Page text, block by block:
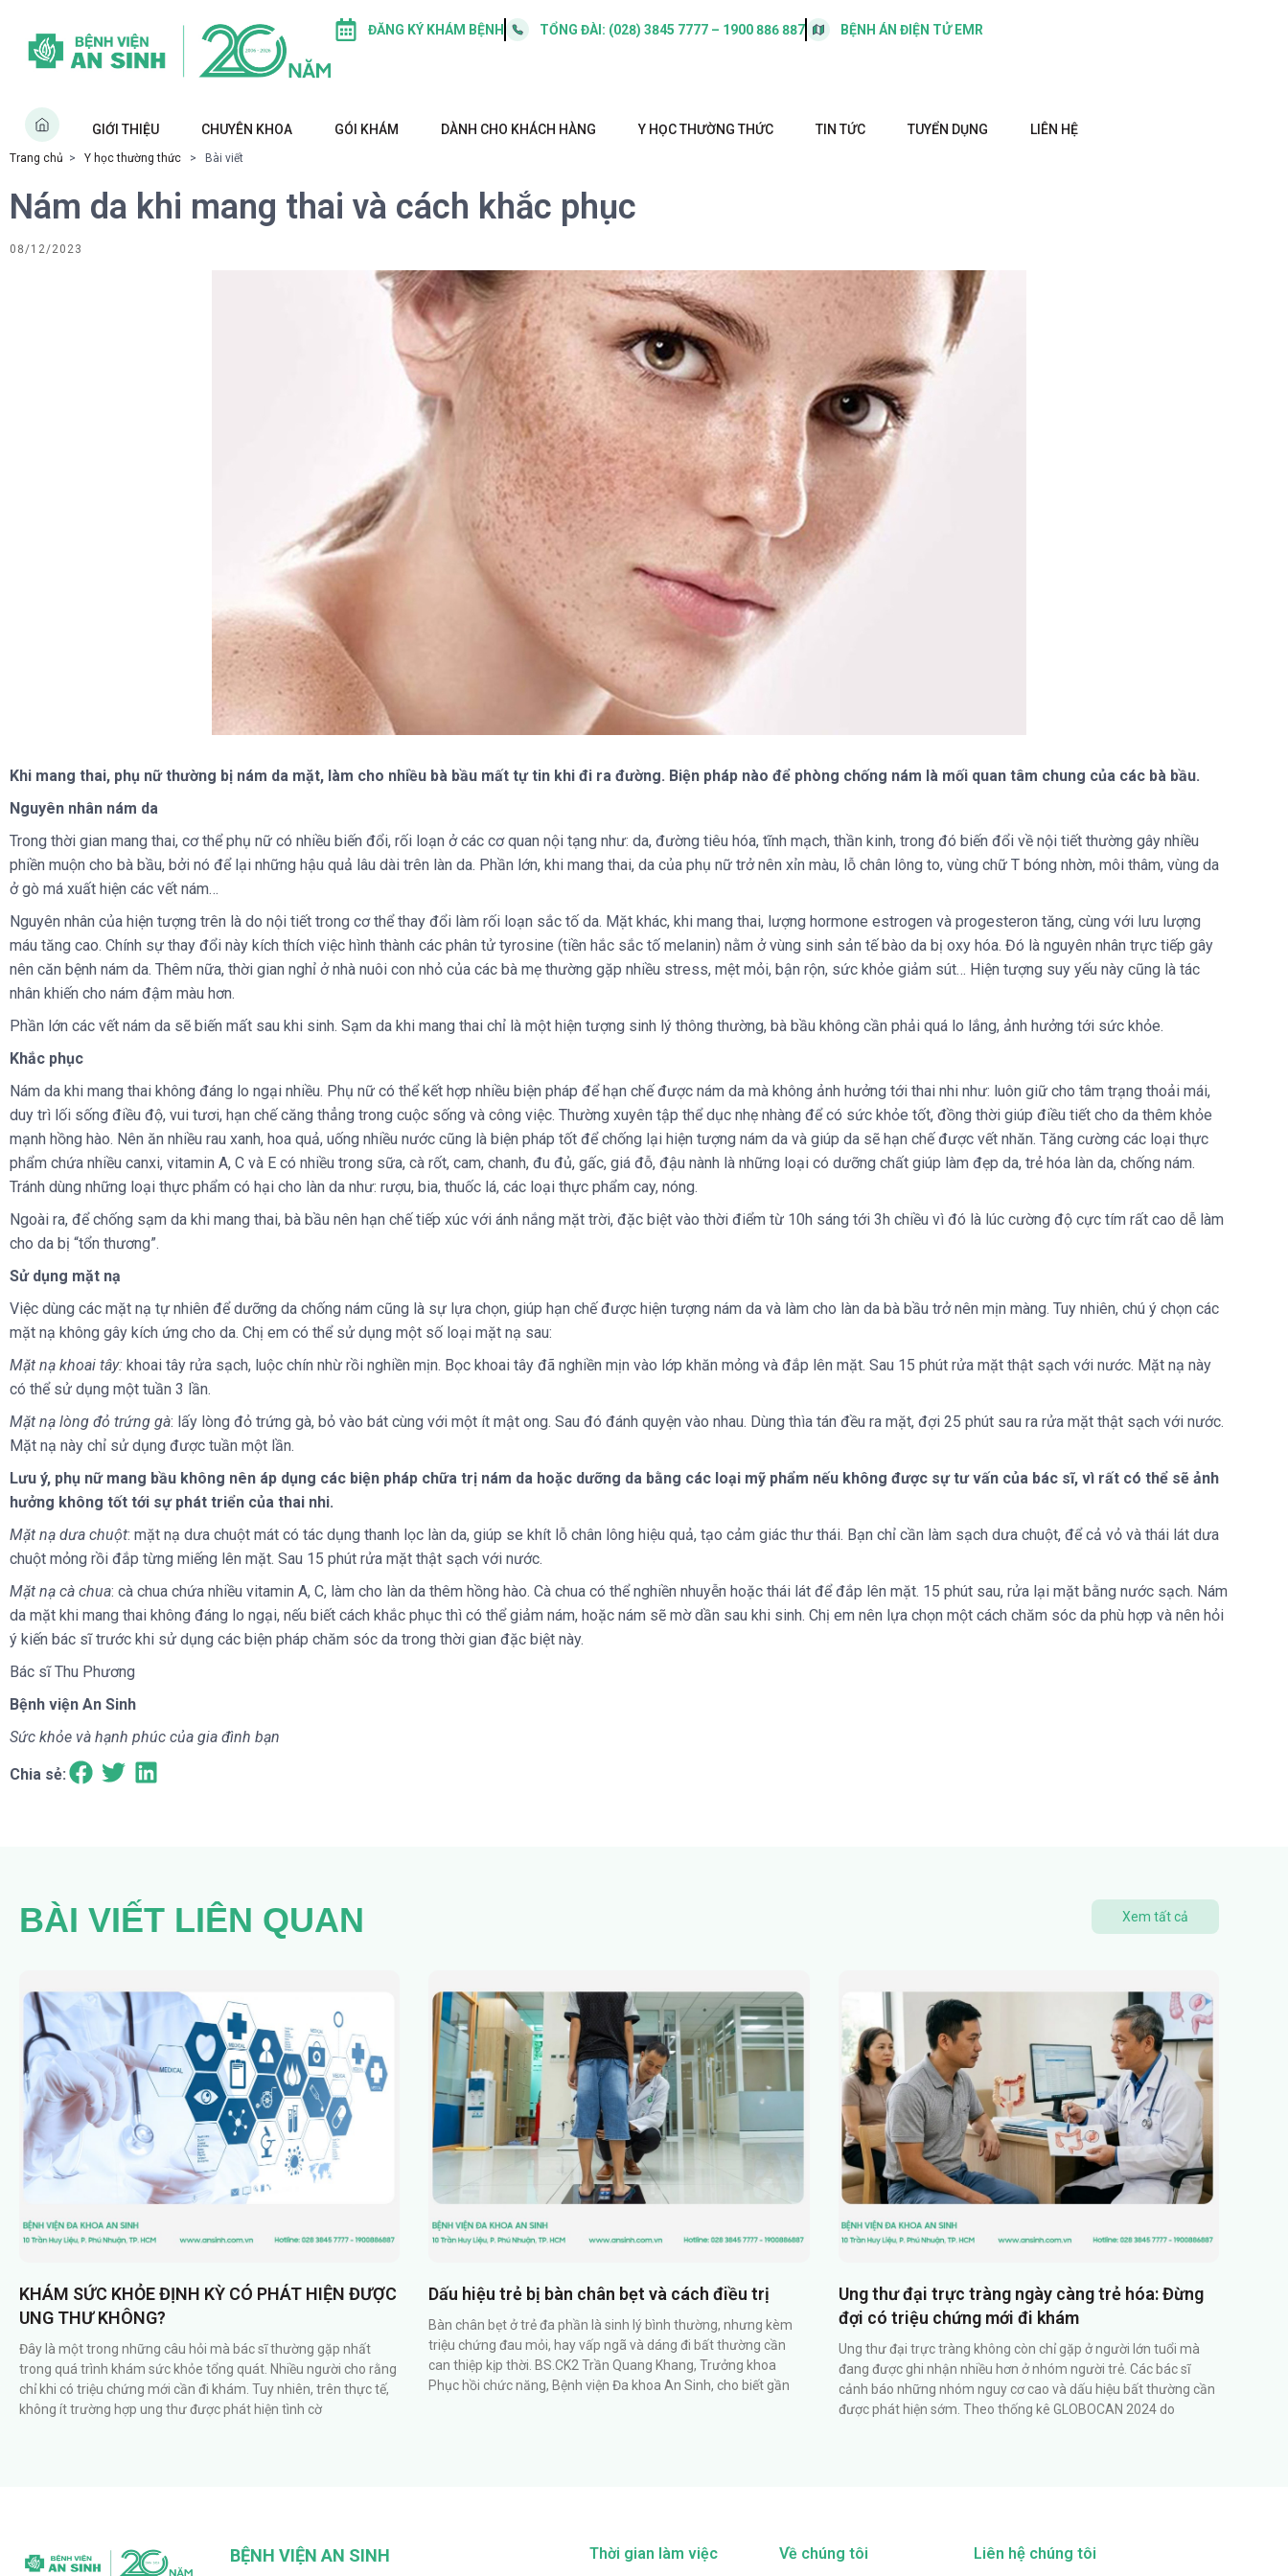
ĐĂNG KÝ KHÁM BỆNH TỔNG ĐÀI: (028) 3845 7777 – 1900 886 887 BỆNH ÁN ĐIỆN TỬ EMR
GIỚI THIỆU CHUYÊN KHOA GÓI KHÁM DÀNH CHO KHÁCH HÀNG Y HỌC THƯỜNG THỨC TIN TỨC TUYỂN DỤNG LIÊN HỆ
Trang chủ > Y học thường thức > Bài viết
Nám da khi mang thai và cách khắc phục
08/12/2023
Khi mang thai, phụ nữ thường bị nám da mặt, làm cho nhiều bà bầu mất tự tin khi đi ra đường. Biện pháp nào để phòng chống nám là mối quan tâm chung của các bà bầu.
Nguyên nhân nám da
Trong thời gian mang thai, cơ thể phụ nữ có nhiều biến đổi, rối loạn ở các cơ quan nội tạng như: da, đường tiêu hóa, tĩnh mạch, thần kinh, trong đó biến đổi về nội tiết thường gây nhiều
phiền muộn cho bà bầu, bởi nó để lại những hậu quả lâu dài trên làn da. Phần lớn, khi mang thai, da của phụ nữ trở nên xỉn màu, lỗ chân lông to, vùng chữ T bóng nhờn, môi thâm, vùng da
ở gò má xuất hiện các vết nám…
Nguyên nhân của hiện tượng trên là do nội tiết trong cơ thể thay đổi làm rối loạn sắc tố da. Mặt khác, khi mang thai, lượng hormone estrogen và progesteron tăng, cùng với lưu lượng
máu tăng cao. Chính sự thay đổi này kích thích việc hình thành các phân tử tyrosine (tiền hắc sắc tố melanin) nằm ở vùng sinh sản tế bào da bị oxy hóa. Đó là nguyên nhân trực tiếp gây
nên căn bệnh nám da. Thêm nữa, thời gian nghỉ ở nhà nuôi con nhỏ của các bà mẹ thường gặp nhiều stress, mệt mỏi, bận rộn, sức khỏe giảm sút… Hiện tượng suy yếu này cũng là tác
nhân khiến cho nám đậm màu hơn.
Phần lớn các vết nám da sẽ biến mất sau khi sinh. Sạm da khi mang thai chỉ là một hiện tượng sinh lý thông thường, bà bầu không cần phải quá lo lắng, ảnh hưởng tới sức khỏe.
Khắc phục
Nám da khi mang thai không đáng lo ngại nhiều. Phụ nữ có thể kết hợp nhiều biện pháp để hạn chế được nám da mà không ảnh hưởng tới thai nhi như: luôn giữ cho tâm trạng thoải mái,
duy trì lối sống điều độ, vui tươi, hạn chế căng thẳng trong cuộc sống và công việc. Thường xuyên tập thể dục nhẹ nhàng để có sức khỏe tốt, đồng thời giúp điều tiết cho da thêm khỏe
mạnh hồng hào. Nên ăn nhiều rau xanh, hoa quả, uống nhiều nước cũng là biện pháp tốt để chống lại hiện tượng nám da và giúp da sẽ hạn chế được vết nhăn. Tăng cường các loại thực
phẩm chứa nhiều canxi, vitamin A, C và E có nhiều trong sữa, cà rốt, cam, chanh, đu đủ, gấc, giá đỗ, đậu nành là những loại có dưỡng chất giúp làm đẹp da, trẻ hóa làn da, chống nám.
Tránh dùng những loại thực phẩm có hại cho làn da như: rượu, bia, thuốc lá, các loại thực phẩm cay, nóng.
Ngoài ra, để chống sạm da khi mang thai, bà bầu nên hạn chế tiếp xúc với ánh nắng mặt trời, đặc biệt vào thời điểm từ 10h sáng tới 3h chiều vì đó là lúc cường độ cực tím rất cao dễ làm
cho da bị “tổn thương”.
Sử dụng mặt nạ
Việc dùng các mặt nạ tự nhiên để dưỡng da chống nám cũng là sự lựa chọn, giúp hạn chế được hiện tượng nám da và làm cho làn da bà bầu trở nên mịn màng. Tuy nhiên, chú ý chọn các
mặt nạ không gây kích ứng cho da. Chị em có thể sử dụng một số loại mặt nạ sau:
Mặt nạ khoai tây: khoai tây rửa sạch, luộc chín nhừ rồi nghiền mịn. Bọc khoai tây đã nghiền mịn vào lớp khăn mỏng và đắp lên mặt. Sau 15 phút rửa mặt thật sạch với nước. Mặt nạ này
có thể sử dụng một tuần 3 lần.
Mặt nạ lòng đỏ trứng gà: lấy lòng đỏ trứng gà, bỏ vào bát cùng với một ít mật ong. Sau đó đánh quyện vào nhau. Dùng thìa tán đều ra mặt, đợi 25 phút sau ra rửa mặt thật sạch với nước.
Mặt nạ này chỉ sử dụng được tuần một lần.
Lưu ý, phụ nữ mang bầu không nên áp dụng các biện pháp chữa trị nám da hoặc dưỡng da bằng các loại mỹ phẩm nếu không được sự tư vấn của bác sĩ, vì rất có thể sẽ ảnh
hưởng không tốt tới sự phát triển của thai nhi.
Mặt nạ dưa chuột: mặt nạ dưa chuột mát có tác dụng thanh lọc làn da, giúp se khít lỗ chân lông hiệu quả, tạo cảm giác thư thái. Bạn chỉ cần làm sạch dưa chuột, để cả vỏ và thái lát dưa
chuột mỏng rồi đắp từng miếng lên mặt. Sau 15 phút rửa mặt thật sạch với nước.
Mặt nạ cà chua: cà chua chứa nhiều vitamin A, C, làm cho làn da thêm hồng hào. Cà chua có thể nghiền nhuyễn hoặc thái lát để đắp lên mặt. 15 phút sau, rửa lại mặt bằng nước sạch. Nám
da mặt khi mang thai không đáng lo ngại, nếu biết cách khắc phục thì có thể giảm nám, hoặc nám sẽ mờ dần sau khi sinh. Chị em nên lựa chọn một cách chăm sóc da phù hợp và nên hỏi
ý kiến bác sĩ trước khi sử dụng các biện pháp chăm sóc da trong thời gian đặc biệt này.
Bác sĩ Thu Phương
Bệnh viện An Sinh
Sức khỏe và hạnh phúc của gia đình bạn
Chia sẻ:
BÀI VIẾT LIÊN QUAN Xem tất cả
KHÁM SỨC KHỎE ĐỊNH KỲ CÓ PHÁT HIỆN ĐƯỢC
UNG THƯ KHÔNG?
Đây là một trong những câu hỏi mà bác sĩ thường gặp nhất
trong quá trình khám sức khỏe tổng quát. Nhiều người cho rằng
chỉ khi có triệu chứng mới cần đi khám. Tuy nhiên, trên thực tế,
không ít trường hợp ung thư được phát hiện tình cờ
Dấu hiệu trẻ bị bàn chân bẹt và cách điều trị
Bàn chân bẹt ở trẻ đa phần là sinh lý bình thường, nhưng kèm
triệu chứng đau mỏi, hay vấp ngã và dáng đi bất thường cần
can thiệp kịp thời. BS.CK2 Trần Quang Khang, Trưởng khoa
Phục hồi chức năng, Bệnh viện Đa khoa An Sinh, cho biết gần
Ung thư đại trực tràng ngày càng trẻ hóa: Đừng
đợi có triệu chứng mới đi khám
Ung thư đại trực tràng không còn chỉ gặp ở người lớn tuổi mà
đang được ghi nhận nhiều hơn ở nhóm người trẻ. Các bác sĩ
cảnh báo những nhóm nguy cơ cao và dấu hiệu bất thường cần
được phát hiện sớm. Theo thống kê GLOBOCAN 2024 do
BỆNH VIỆN AN SINH Thời gian làm việc Về chúng tôi Liên hệ chúng tôi